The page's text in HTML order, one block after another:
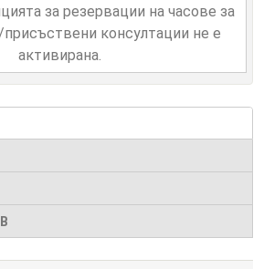
за резервации на часове за
консултации не е
активирана.